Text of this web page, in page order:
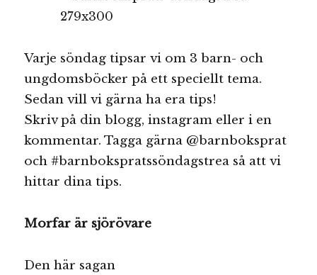
Varje söndag tipsar vi om 3 barn- och
ungdomsböcker på ett speciellt tema.
Sedan vill vi gärna ha era tips!
Skriv på din blogg, instagram eller i en
kommentar. Tagga gärna @barnboksprat
och #barnbokspratssöndagstrea så att vi
hittar dina tips.
Morfar är sjörövare
Den här sagan